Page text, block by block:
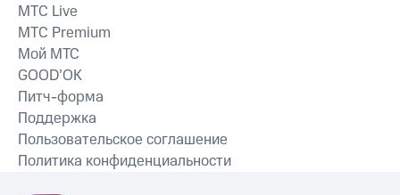
MTС Live
MTС Premium
Мой МТС
GOOD’OK
Питч-форма
Поддержка
Пользовательское соглашение
Политика конфиденциальности